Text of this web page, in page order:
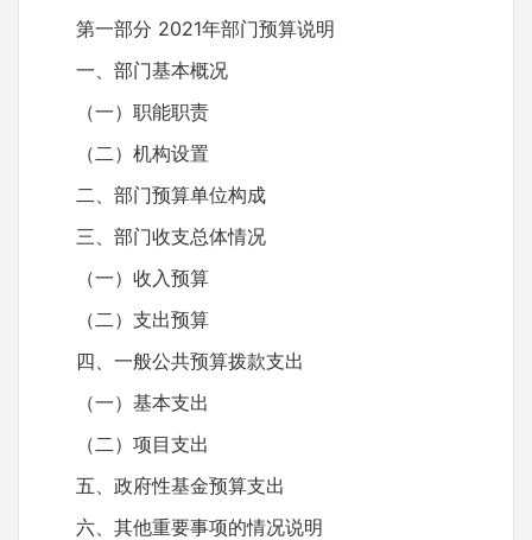
第一部分 2021年部门预算说明
一、部门基本概况
（一）职能职责
（二）机构设置
二、部门预算单位构成
三、部门收支总体情况
（一）收入预算
（二）支出预算
四、一般公共预算拨款支出
（一）基本支出
（二）项目支出
五、政府性基金预算支出
六、其他重要事项的情况说明